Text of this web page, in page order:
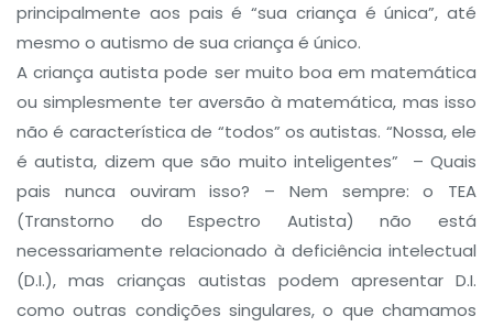
principalmente aos pais é “sua criança é única”, até
mesmo o autismo de sua criança é único.
A criança autista pode ser muito boa em matemática
ou simplesmente ter aversão à matemática, mas isso
não é característica de “todos” os autistas. “Nossa, ele
é autista, dizem que são muito inteligentes” – Quais
pais nunca ouviram isso? – Nem sempre: o TEA
(Transtorno do Espectro Autista) não está
necessariamente relacionado à deficiência intelectual
(D.I.), mas crianças autistas podem apresentar D.I.
como outras condições singulares, o que chamamos